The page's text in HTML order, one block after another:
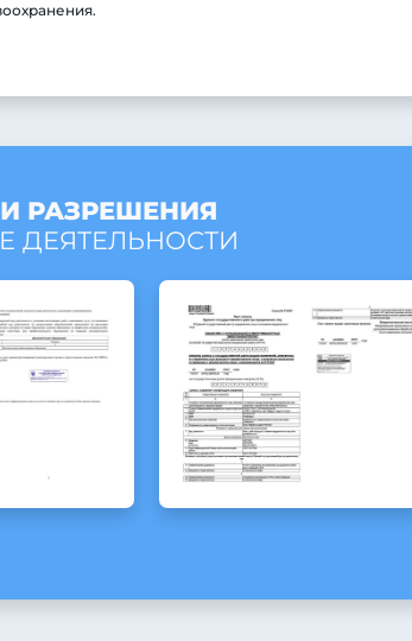
РАЗРЕШЕНИЯ
ДЕЯТЕЛЬНОСТИ